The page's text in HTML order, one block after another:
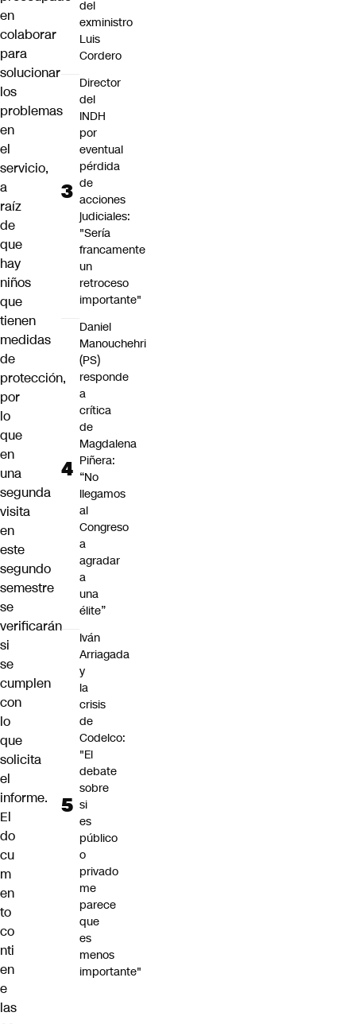
en
colaborar
para
solucionar
los
problemas
en
el
servicio,
a
raíz
de
que
hay
niños
que
tienen
medidas
de
protección,
por
lo
que
en
una
segunda
visita
en
este
segundo
semestre
se
verificarán
si
se
cumplen
con
lo
que
solicita
el
informe.
El
do
cu
m
en
to
co
nti
en
e
las
del
exministro
Luis
Cordero
Director
del
INDH
por
eventual
pérdida
de
acciones
judiciales:
"Sería
francamente
un
retroceso
importante"
Daniel
Manouchehri
(PS)
responde
a
crítica
de
Magdalena
Piñera:
“No
llegamos
al
Congreso
a
agradar
a
una
élite”
Iván
Arriagada
y
la
crisis
de
Codelco:
"El
debate
sobre
si
es
público
o
privado
me
parece
que
es
menos
importante"